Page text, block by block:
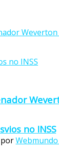
no INSS